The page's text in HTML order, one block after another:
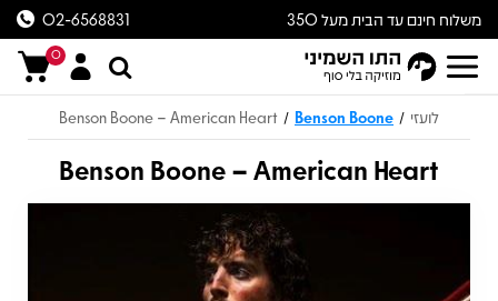
משלוח חינם עד הבית מעל 350
ש״ח
02-6568831
0
לועזי /
Benson Boone
/
Benson Boone – American Heart
Benson Boone – American Heart